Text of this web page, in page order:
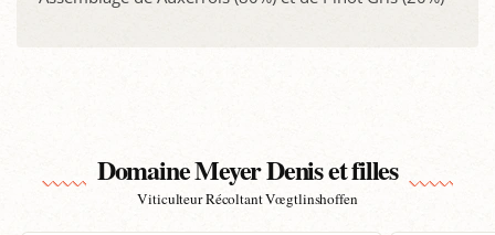
Domaine Meyer Denis et filles
Viticulteur Récoltant Vœgtlinshoffen